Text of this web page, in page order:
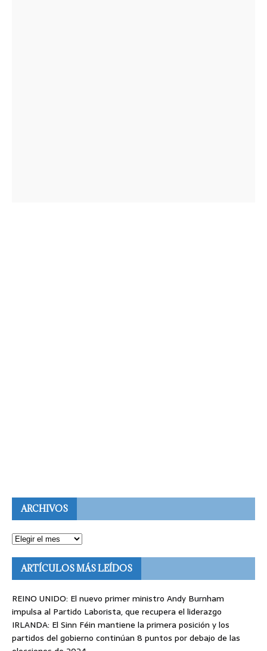
ARCHIVOS
ARTÍCULOS MÁS LEÍDOS
REINO UNIDO: El nuevo primer ministro Andy Burnham
impulsa al Partido Laborista, que recupera el liderazgo
IRLANDA: El Sinn Féin mantiene la primera posición y los
partidos del gobierno continúan 8 puntos por debajo de las